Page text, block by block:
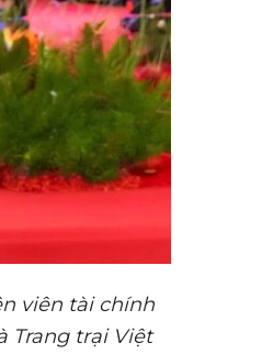
viên tài chính
Trang trại Việt